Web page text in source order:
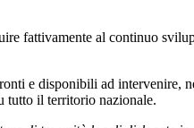
fattivamente al continuo
e disponibili ad intervenire,
tutto il territorio nazionale.